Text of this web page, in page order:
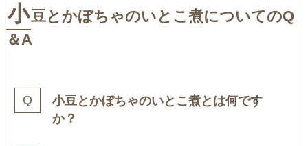
小豆とかぼちゃのいとこ煮についてのQ
＆A
小豆とかぼちゃのいとこ煮とは何です
か？